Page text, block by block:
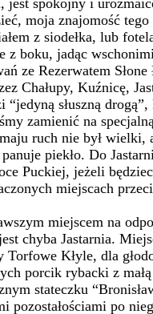
jest spokojny i
moja znajomość
z siodełka, lub
z boku, jadąc
ze Rezerwatem
Chałupy, Kuźnicę,
“jedyną słuszną
zamienić na
ruch nie był wielki,
piekło. Do
Puckiej, jeżeli
miejscach
miejscem na
chyba Jastarnia.
Torfowe Kłyle, dla
porcik rybacki z
stateczku
pozostałościami po